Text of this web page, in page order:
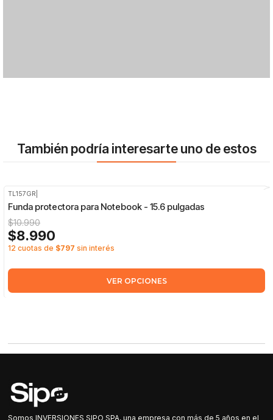
También podría interesarte uno de estos
OFF
TL157GR
Funda protectora para Notebook - 15.6 pulgadas
$10.990
$8.990
12 cuotas de $797 sin interés
VER OPCIONES
Somos INVERSIONES SIPO SPA, una empresa con más de 5 años en el